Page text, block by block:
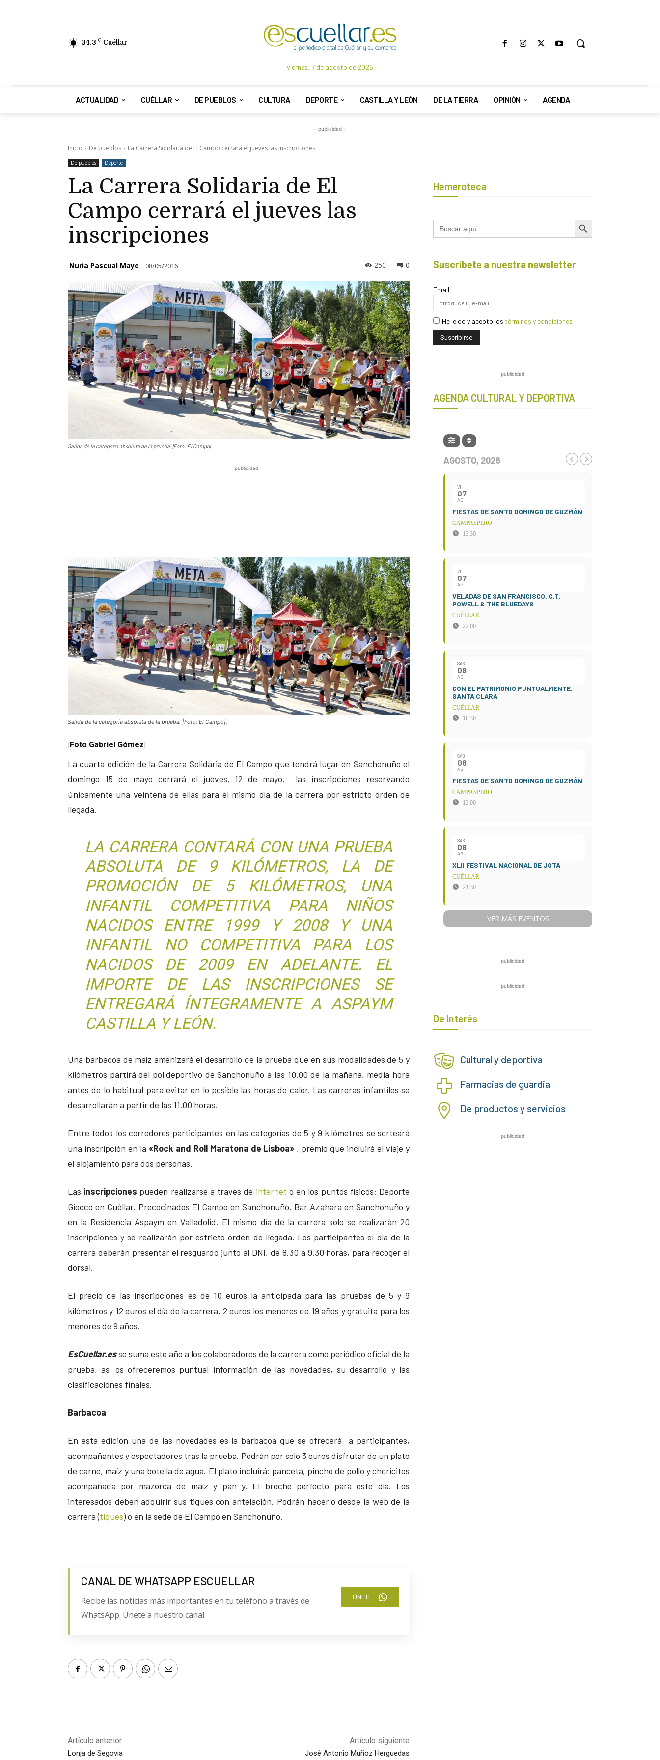
34.3 C Cuéllar
viernes, 7 de agosto de 2026
ACTUALIDAD CUÉLLAR DE PUEBLOS CULTURA DEPORTE CASTILLA Y LEÓN DE LA TIERRA OPINIÓN AGENDA
- publicidad -
Inicio De pueblos La Carrera Solidaria de El Campo cerrará el jueves las inscripciones
De pueblos Deporte
La Carrera Solidaria de El
Campo cerrará el jueves las
inscripciones
Nuria Pascual Mayo 08/05/2016 0
250
Salida de la categoría absoluta de la prueba. |Foto: El Campo|.
publicidad
Salida de la categoría absoluta de la prueba. |Foto: El Campo|.
|Foto Gabriel Gómez|
La cuarta edición de la Carrera Solidaria de El Campo que tendrá lugar en Sanchonuño el
domingo 15 de mayo cerrará el jueves, 12 de mayo, las inscripciones reservando
únicamente una veintena de ellas para el mismo día de la carrera por estricto orden de
llegada.
LA CARRERA CONTARÁ CON UNA PRUEBA
ABSOLUTA DE 9 KILÓMETROS, LA DE
PROMOCIÓN DE 5 KILÓMETROS, UNA
INFANTIL COMPETITIVA PARA NIÑOS
NACIDOS ENTRE 1999 Y 2008 Y UNA
INFANTIL NO COMPETITIVA PARA LOS
NACIDOS DE 2009 EN ADELANTE. EL
IMPORTE DE LAS INSCRIPCIONES SE
ENTREGARÁ ÍNTEGRAMENTE A ASPAYM
CASTILLA Y LEÓN.
Una barbacoa de maíz amenizará el desarrollo de la prueba que en sus modalidades de 5 y
kilómetros partirá del polideportivo de Sanchonuño a las 10.00 de la mañana, media hora
antes de lo habitual para evitar en lo posible las horas de calor. Las carreras infantiles se
desarrollarán a partir de las 11.00 horas.
Entre todos los corredores participantes en las categorías de 5 y 9 kilómetros se sorteará
una inscripción en la «Rock and Roll Maratona de Lisboa» , premio que incluirá el viaje y
el alojamiento para dos personas.
Las inscripciones pueden realizarse a través de internet o en los puntos físicos: Deporte
Giocco en Cuéllar, Precocinados El Campo en Sanchonuño, Bar Azahara en Sanchonuño y
en la Residencia Aspaym en Valladolid. El mismo día de la carrera solo se realizarán 20
inscripciones y se realizarán por estricto orden de llegada. Los participantes el día de la
carrera deberán presentar el resguardo junto al DNI, de 8.30 a 9.30 horas, para recoger el
dorsal.
El precio de las inscripciones es de 10 euros la anticipada para las pruebas de 5 y 9
kilómetros y 12 euros el día de la carrera, 2 euros los menores de 19 años y gratuita para los
menores de 9 años.
EsCuellar.esse suma este año a los colaboradores de la carrera como periódico oficial de la
prueba, así os ofreceremos puntual información de las novedades, su desarrollo y las
clasificaciones finales.
Barbacoa
En esta edición una de las novedades es la barbacoa que se ofrecerá a participantes,
acompañantes y espectadores tras la prueba. Podrán por solo 3 euros disfrutar de un plato
de carne, maíz y una botella de agua. El plato incluirá: panceta, pincho de pollo y choricitos
acompañada por mazorca de maíz y pan y. El broche perfecto para este día. Los
interesados deben adquirir sus tiques con antelación. Podrán hacerlo desde la web de la
carrera (tiques) o en la sede de El Campo en Sanchonuño.
CANAL DE WHATSAPP ESCUELLAR
Recibe las noticias más importantes en tu teléfono a través de
WhatsApp. Únete a nuestro canal.
ÚNETE
Artículo anterior
Lonja de Segovia
Artículo siguiente
José Antonio Muñoz Herguedas
Hemeroteca
Buscar: Botón de búsqueda
Suscríbete a nuestra newsletter
Email
He leído y acepto los términos y condiciones
publicidad
AGENDA CULTURAL Y DEPORTIVA
AGOSTO, 2026
VI
07
AG
FIESTAS DE SANTO DOMINGO DE GUZMÁN
CAMPASPERO
13:30
VI
07
AG
VELADAS DE SAN FRANCISCO. C.T.
POWELL & THE BLUEDAYS
CUÉLLAR
22:00
SÁB
08
AG
CON EL PATRIMONIO PUNTUALMENTE.
SANTA CLARA
CUÉLLAR
10:30
SÁB
08
AG
FIESTAS DE SANTO DOMINGO DE GUZMÁN
CAMPASPERO
13:00
SÁB
08
AG
XLII FESTIVAL NACIONAL DE JOTA
CUÉLLAR
21:30
VER MÁS EVENTOS
publicidad
publicidad
De Interés
Cultural y deportiva
Farmacias de guardia
De productos y servicios
publicidad